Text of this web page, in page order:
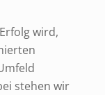
wird,
stehen wir